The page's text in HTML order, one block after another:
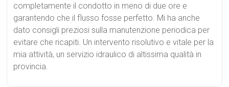
completamente il condotto in meno di due ore e
garantendo che il flusso fosse perfetto. Mi ha anche
dato consigli preziosi sulla manutenzione periodica per
evitare che ricapiti. Un intervento risolutivo e vitale per la
mia attività, un servizio idraulico di altissima qualità in
provincia.